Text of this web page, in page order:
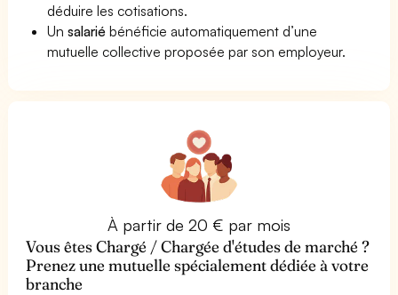
déduire les cotisations.
Unsalarié bénéficie automatiquement d’une
mutuelle collective proposée par son employeur.
À partir de 20 € par mois
Vous êtes Chargé / Chargée d'études de marché ?
Prenez une mutuelle spécialement dédiée à votre
branche